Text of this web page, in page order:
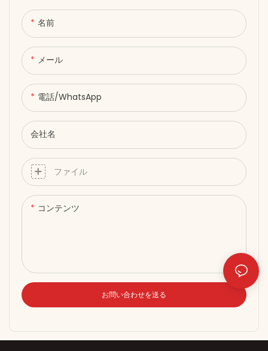
名前
メール
電話/WhatsApp
会社名
ファイル
コンテンツ
お問い合わせを送る
イマーは1～30分まで調整可
能。●音楽機能搭載で、リラッ
クスできる心地よい雰囲気の中
でセラピーを提供（音楽）。●
湾曲デザインで、全身を赤い光
で包み込む。●電動スタンドで
高さ調節が簡単（昇降機能付
き、140～180cm）。●360°回
転パネルで、治療位置を垂直ま
たは水平に調整可能。